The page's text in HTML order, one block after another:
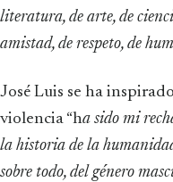
literatura, de arte, de
amistad, de respeto, de
José Luis se ha
violencia “ha sido mi
la historia de la
sobre todo, del género